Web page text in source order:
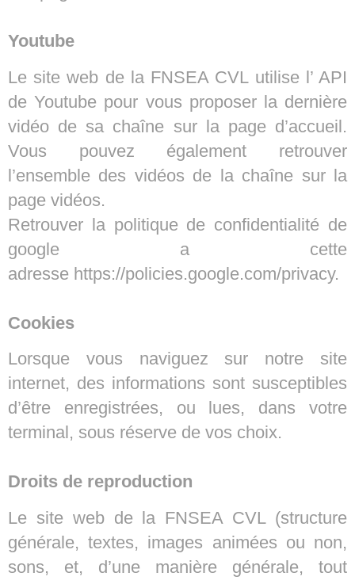
Youtube
Le site web de la FNSEA CVL utilise l’ API
de Youtube pour vous proposer la dernière
vidéo de sa chaîne sur la page d’accueil.
Vous pouvez également retrouver
l’ensemble des vidéos de la chaîne sur la
page vidéos.
Retrouver la politique de confidentialité de
google a cette
adresse https://policies.google.com/privacy.
Cookies
Lorsque vous naviguez sur notre site
internet, des informations sont susceptibles
d’être enregistrées, ou lues, dans votre
terminal, sous réserve de vos choix.
Droits de reproduction
Le site web de la FNSEA CVL (structure
générale, textes, images animées ou non,
sons, et, d’une manière générale, tout